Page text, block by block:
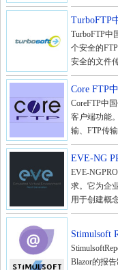
TurboFTP
TurboFTP中
个安全的
安全的文件
Core FTP
CoreFTP中
客户端功能
输、FTP传
EVE-NG
EVE-
求。它为企
用于创建概
Stimulsoft
Blazor的报